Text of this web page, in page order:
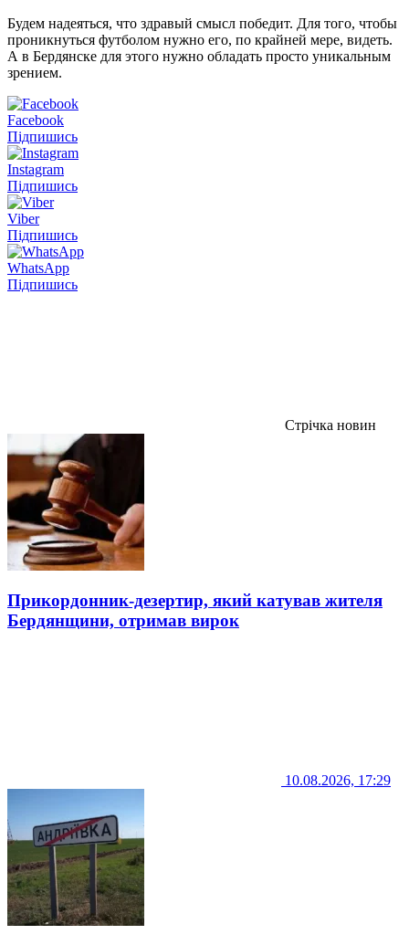
Будем надеяться, что здравый смысл победит. Для того, чтобы
проникнуться футболом нужно его, по крайней мере, видеть.
А в Бердянске для этого нужно обладать просто уникальным
зрением.
Facebook
Підпишись
Instagram
Підпишись
Viber
Підпишись
WhatsApp
Підпишись
Стрічка новин
Прикордонник-дезертир, який катував жителя
Бердянщини, отримав вирок
10.08.2026, 17:29